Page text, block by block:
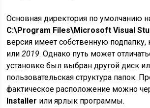
Основная директория по умолчанию
C:\Program Files\Microsoft Visual
версия имеет собственную
или2019. Однако путь может
установке был выбран другой диск
пользовательская структура папок.
фактическое расположение можно
Installer или ярлык программы.